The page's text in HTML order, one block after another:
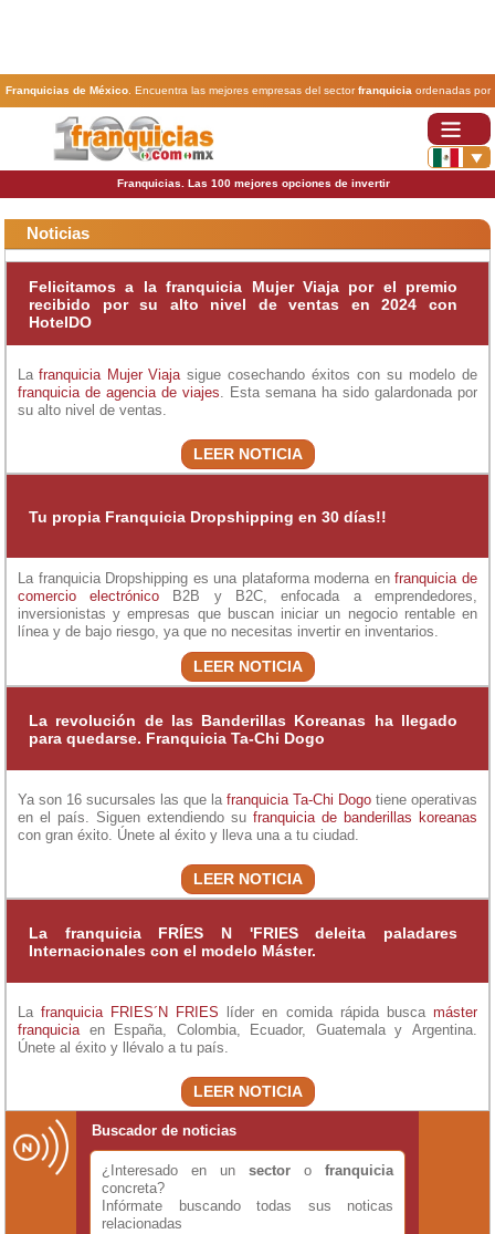
Franquicias de México. Encuentra las mejores empresas del sectorfranquicia ordenadas por
actividad. En www.100franquicias.com.mx encontrarás las más rentables, baratas y
Franquicias. Las 100 mejores opciones de invertir
Noticias
Felicitamos a la franquicia Mujer Viaja por el premio
recibido por su alto nivel de ventas en 2024 con
HotelDO
La franquicia Mujer Viaja sigue cosechando éxitos con su modelo de
franquicia de agencia de viajes . Esta semana ha sido galardonada por
su alto nivel de ventas.
LEER NOTICIA
Tu propia Franquicia Dropshipping en 30 días!!
La franquicia Dropshipping es una plataforma moderna en franquicia de
comercio electrónico B2B y B2C, enfocada a emprendedores,
inversionistas y empresas que buscan iniciar un negocio rentable en
línea y de bajo riesgo, ya que no necesitas invertir en inventarios.
LEER NOTICIA
La revolución de las Banderillas Koreanas ha llegado
para quedarse. Franquicia Ta-Chi Dogo
Ya son 16 sucursales las que la franquicia Ta-Chi Dogo tiene operativas
en el país. Siguen extendiendo su franquicia de banderillas koreanas
con gran éxito. Únete al éxito y lleva una a tu ciudad.
LEER NOTICIA
La franquicia FRÍES N 'FRIES deleita paladares
Internacionales con el modelo Máster.
La franquicia FRIES´N FRIES líder en comida rápida busca máster
franquicia en España, Colombia, Ecuador, Guatemala y Argentina.
Únete al éxito y llévalo a tu país.
LEER NOTICIA
Buscador de noticias
¿Interesado en un sector o franquicia
concreta?
Infórmate buscando todas sus noticas
relacionadas